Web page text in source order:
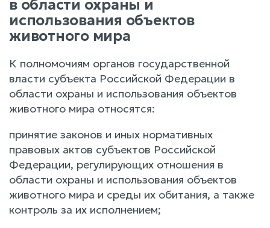
в области охраны и
использования объектов
животного мира
К полномочиям органов государственной
власти субъекта Российской Федерации в
области охраны и использования объектов
животного мира относятся:
принятие законов и иных нормативных
правовых актов субъектов Российской
Федерации, регулирующих отношения в
области охраны и использования объектов
животного мира и среды их обитания, а также
контроль за их исполнением;